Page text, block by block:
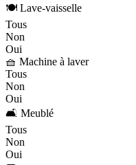
🍽️ Lave-vaisselle
Tous
Non
Oui
🧺 Machine à laver
Tous
Non
Oui
🛋️ Meublé
Tous
Non
Oui